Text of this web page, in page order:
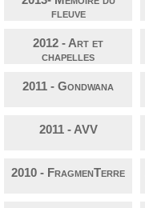
fleuve
2012 - Art et
chapelles
2011 - Gondwana
2011 - AVV
2010 - FragmenTerre